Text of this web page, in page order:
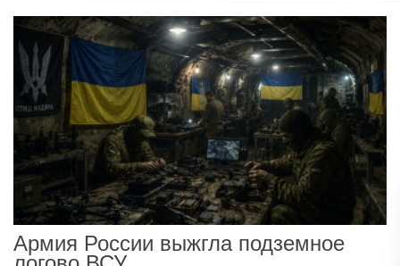
Армия России выжгла подземное